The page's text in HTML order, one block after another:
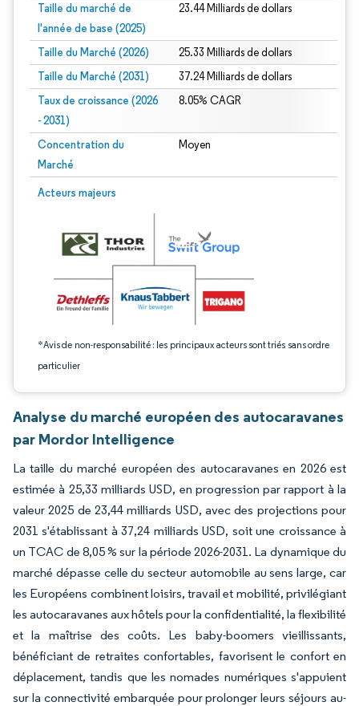
Taille du marché de
l'année de base (2025)
23.44 Milliards de dollars
Taille du Marché (2026) 25.33 Milliards de dollars
Taille du Marché (2031) 37.24 Milliards de dollars
Taux de croissance (2026
- 2031)
8.05% CAGR
Concentration du
Marché
Moyen
Acteurs majeurs
*Avis de non-responsabilité : les principaux acteurs sont triés sans ordre
particulier
Image © Mordor Intelligence. La réutilisation nécessite une attribution sous CC
Analyse du marché européen des autocaravanes
par Mordor Intelligence
La taille du marché européen des autocaravanes en 2026 est
estimée à 25,33 milliards USD, en progression par rapport à la
valeur 2025 de 23,44 milliards USD, avec des projections pour
2031 s'établissant à 37,24 milliards USD, soit une croissance à
un TCAC de 8,05 % sur la période 2026-2031. La dynamique du
marché dépasse celle du secteur automobile au sens large, car
les Européens combinent loisirs, travail et mobilité, privilégiant
les autocaravanes aux hôtels pour la confidentialité, la flexibilité
et la maîtrise des coûts. Les baby-boomers vieillissants,
bénéficiant de retraites confortables, favorisent le confort en
déplacement, tandis que les nomades numériques s'appuient
sur la connectivité embarquée pour prolonger leurs séjours au-